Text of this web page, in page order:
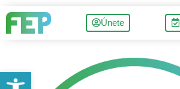
Únete
Abrir barra de herramientas